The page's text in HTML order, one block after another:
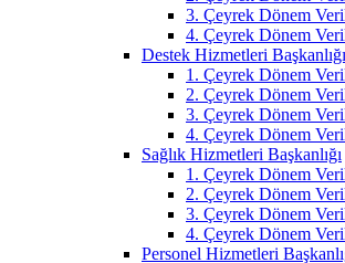
3. Çeyrek Dönem
4. Çeyrek Dönem
Destek Hizmetleri Başkanlığı
1. Çeyrek Dönem
2. Çeyrek Dönem
3. Çeyrek Dönem
4. Çeyrek Dönem
Sağlık Hizmetleri Başkanlığı
1. Çeyrek Dönem
2. Çeyrek Dönem
3. Çeyrek Dönem
4. Çeyrek Dönem
Personel Hizmetleri